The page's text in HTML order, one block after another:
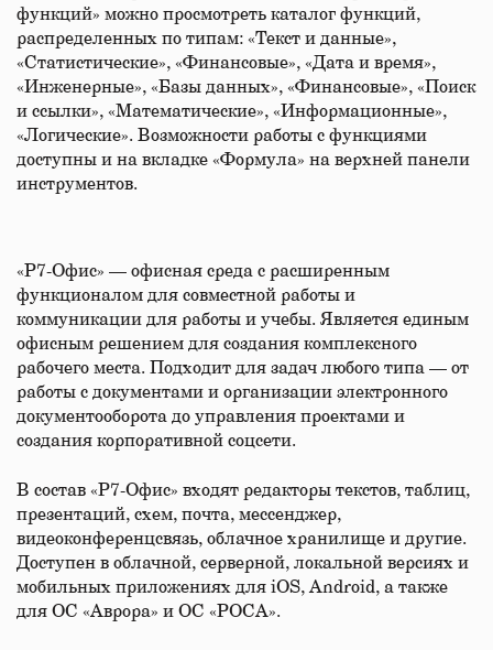
функций» можно просмотреть каталог функций,
распределенных по типам: «Текст и данные»,
«Статистические», «Финансовые», «Дата и время»,
«Инженерные», «Базы данных», «Финансовые», «Поиск
и ссылки», «Математические», «Информационные»,
«Логические». Возможности работы с функциями
доступны и на вкладке «Формула» на верхней панели
инструментов.
«Р7-Офис» — офисная среда с расширенным
функционалом для совместной работы и
коммуникации для работы и учебы. Является единым
офисным решением для создания комплексного
рабочего места. Подходит для задач любого типа — от
работы с документами и организации электронного
документооборота до управления проектами и
создания корпоративной соцсети.
В состав «Р7-Офис» входят редакторы текстов, таблиц,
презентаций, схем, почта, мессенджер,
видеоконференцсвязь, облачное хранилище и другие.
Доступен в облачной, серверной, локальной версиях и
мобильных приложениях для iOS, Android, а также
для ОС «Аврора» и ОС «РОСА».